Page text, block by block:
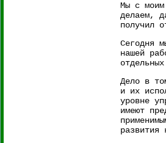
Мы с
делаем,
получил
Сегодня
нашей
Дело в
и их
уровне
имеют
развития